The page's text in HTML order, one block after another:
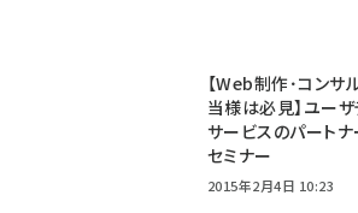
【Web制作･コンサ
当様は必見】ユー
サービスのパート
セミナー
2015年2月4日 10:23